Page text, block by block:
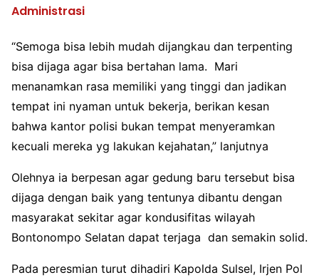
Administrasi
“Semoga bisa lebih mudah dijangkau dan terpenting
bisa dijaga agar bisa bertahan lama. Mari
menanamkan rasa memiliki yang tinggi dan jadikan
tempat ini nyaman untuk bekerja, berikan kesan
bahwa kantor polisi bukan tempat menyeramkan
kecuali mereka yg lakukan kejahatan,” lanjutnya
Olehnya ia berpesan agar gedung baru tersebut bisa
dijaga dengan baik yang tentunya dibantu dengan
masyarakat sekitar agar kondusifitas wilayah
Bontonompo Selatan dapat terjaga dan semakin solid.
Pada peresmian turut dihadiri Kapolda Sulsel, Irjen Pol